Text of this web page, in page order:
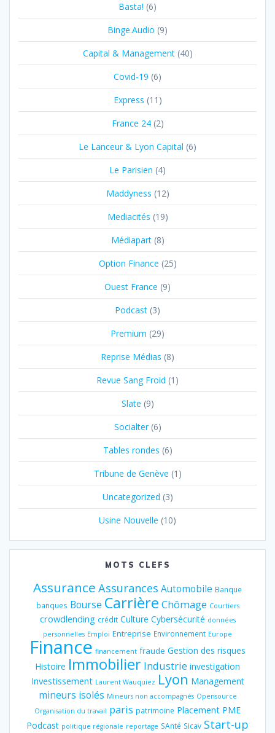
Basta! (6)
Binge.Audio (9)
Capital & Management(40)
Covid-19 (6)
Express (11)
France 24(2)
Le Lanceur & Lyon Capital (6)
Le Parisien (4)
Maddyness (12)
Mediacités (19)
Médiapart(8)
Option Finance (25)
Ouest France (9)
Podcast (3)
Premium (29)
Reprise Médias (8)
Revue Sang Froid (1)
Slate (9)
Socialter(6)
Tables rondes (6)
Tribune de Genève (1)
Uncategorized (3)
Usine Nouvelle (10)
MOTS CLEFS
Assurance Assurances Automobile Banque
banques Bourse Carrière Chômage Courtiers
crowdlending crédit Culture Cybersécurité données
personnelles Emploi Entreprise Environnement Europe
Finance financement fraude Gestion des risques
Histoire Immobilier Industrie investigation
Investissement Laurent Wauquiez Lyon Management
mineurs isolés Mineurs non accompagnés Opensource
Organisation du travail paris patrimoine Placement PME
Podcast politique régionale reportage SAnté Sicav Start-up